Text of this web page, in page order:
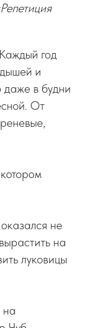
год
и
даже в будни
От
не
на
луковицы
на